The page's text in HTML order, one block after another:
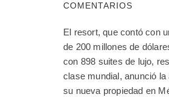
COMENTARIOS
El resort, que contó con
de 200 millones de
con 898 suites de lujo,
clase mundial, anunció la
su nueva propiedad en